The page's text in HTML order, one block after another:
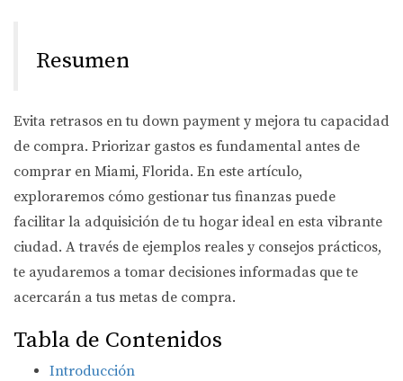
Resumen
Evita retrasos en tu down payment y mejora tu capacidad
de compra. Priorizar gastos es fundamental antes de
comprar en Miami, Florida. En este artículo,
exploraremos cómo gestionar tus finanzas puede
facilitar la adquisición de tu hogar ideal en esta vibrante
ciudad. A través de ejemplos reales y consejos prácticos,
te ayudaremos a tomar decisiones informadas que te
acercarán a tus metas de compra.
Tabla de Contenidos
Introducción